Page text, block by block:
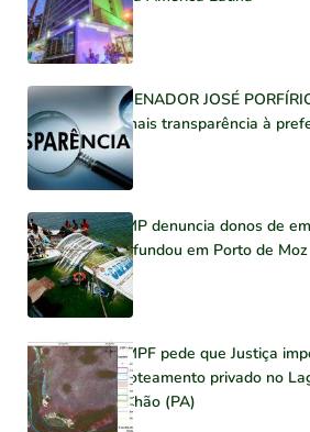
SENADOR JOSÉ
mais transparência à
MP denuncia donos de
afundou em Porto de Moz
MPF pede que Justiça
loteamento privado no
Chão (PA)